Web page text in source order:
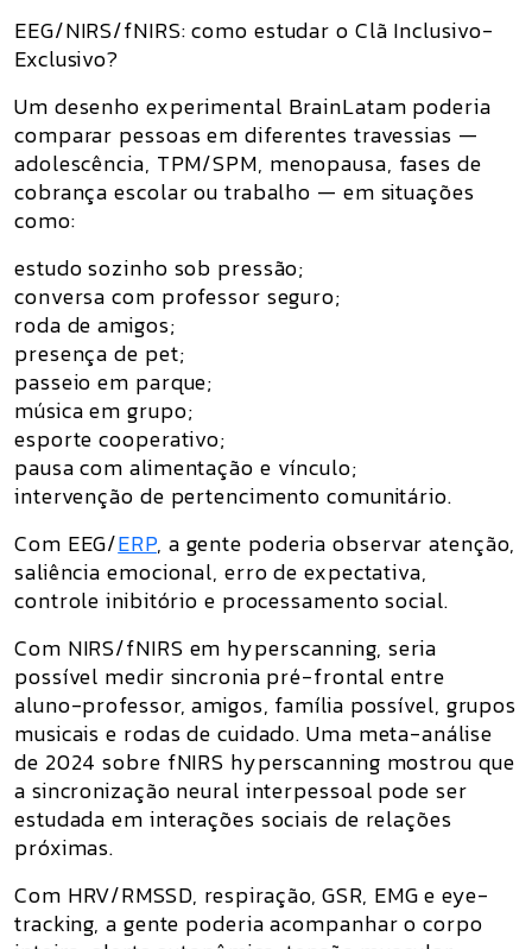
EEG/NIRS/fNIRS: como estudar o Clã Inclusivo-
Exclusivo?
Um desenho experimental BrainLatam poderia
comparar pessoas em diferentes travessias —
adolescência, TPM/SPM, menopausa, fases de
cobrança escolar ou trabalho — em situações
como:
estudo sozinho sob pressão;
conversa com professor seguro;
roda de amigos;
presença de pet;
passeio em parque;
música em grupo;
esporte cooperativo;
pausa com alimentação e vínculo;
intervenção de pertencimento comunitário.
Com EEG/ERP, a gente poderia observar atenção,
saliência emocional, erro de expectativa,
controle inibitório e processamento social.
Com NIRS/fNIRS em hyperscanning, seria
possível medir sincronia pré-frontal entre
aluno-professor, amigos, família possível, grupos
musicais e rodas de cuidado. Uma meta-análise
de 2024 sobre fNIRS hyperscanning mostrou que
a sincronização neural interpessoal pode ser
estudada em interações sociais de relações
próximas.
Com HRV/RMSSD, respiração, GSR, EMG e eye-
tracking, a gente poderia acompanhar o corpo